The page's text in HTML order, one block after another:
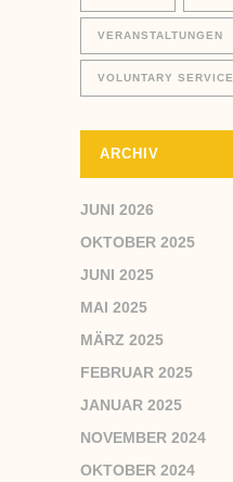
VERANSTALTUNGEN
VOLUNTARY SERVICE
ARCHIV
JUNI 2026
OKTOBER 2025
JUNI 2025
MAI 2025
MÄRZ 2025
FEBRUAR 2025
JANUAR 2025
NOVEMBER 2024
OKTOBER 2024